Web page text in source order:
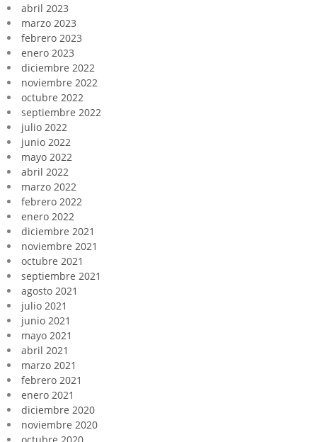
abril 2023
marzo 2023
febrero 2023
enero 2023
diciembre 2022
noviembre 2022
octubre 2022
septiembre 2022
julio 2022
junio 2022
mayo 2022
abril 2022
marzo 2022
febrero 2022
enero 2022
diciembre 2021
noviembre 2021
octubre 2021
septiembre 2021
agosto 2021
julio 2021
junio 2021
mayo 2021
abril 2021
marzo 2021
febrero 2021
enero 2021
diciembre 2020
noviembre 2020